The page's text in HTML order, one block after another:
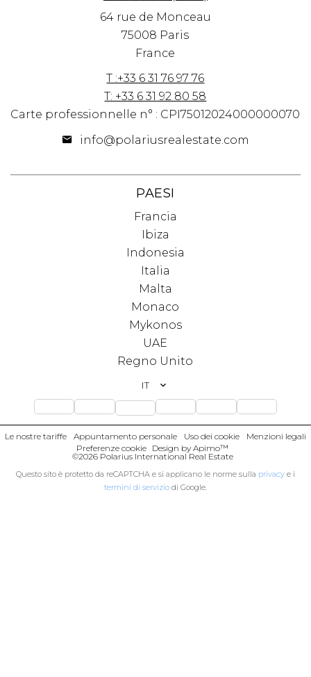
64 rue de Monceau
75008 Paris
France
T :+33 6 31 76 97 76
T: +33 6 31 92 80 58
Carte professionnelle n° : CPI75012024000000070
info@polariusrealestate.com
PAESI
Francia
Ibiza
Indonesia
Italia
Malta
Monaco
Mykonos
UAE
Regno Unito
IT
Le nostre tariffe Appuntamento personale Uso dei cookie
Menzioni legali
Preferenze cookie Design byApimo™
©2026 Polarius International Real Estate
Questo sito è protetto da reCAPTCHA e si applicano le norme sulla privacy e i
termini di servizio di Google.